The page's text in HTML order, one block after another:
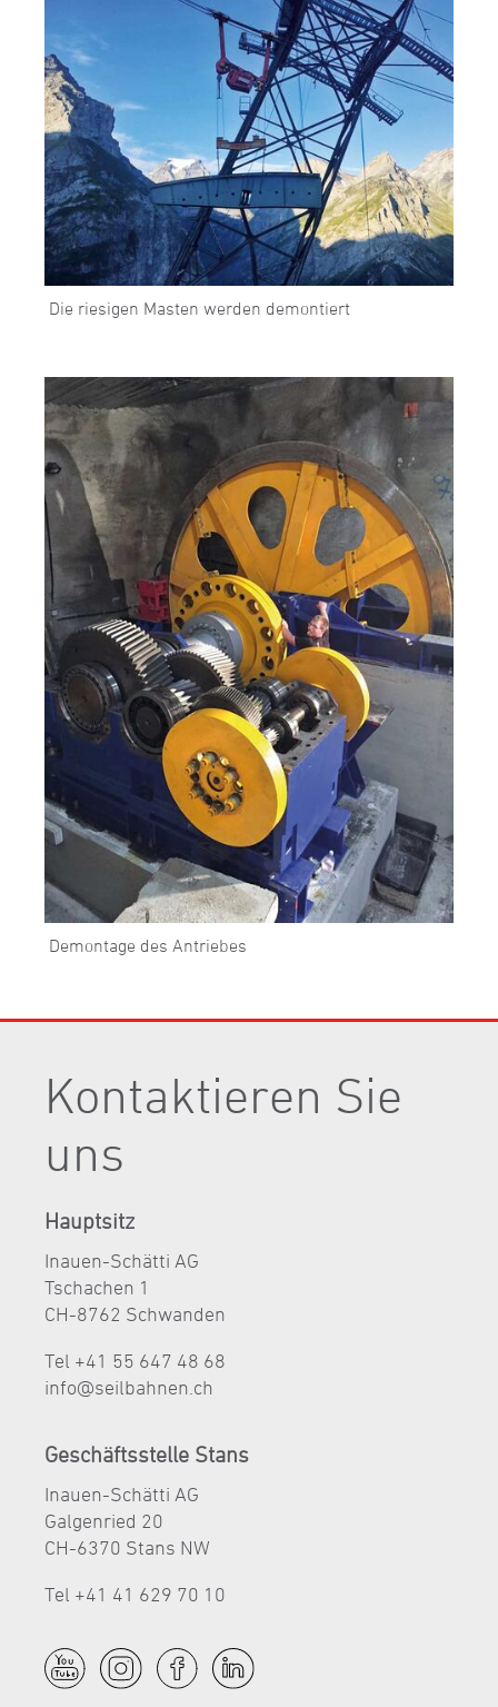
Die riesigen Masten werden demontiert
Demontage des Antriebes
Kontaktieren Sie
uns
Hauptsitz
Inauen-Schätti AG
Tschachen 1
CH-8762 Schwanden
Tel +41 55 647 48 68
nf
s lb hn n ch
Geschäftsstelle Stans
Inauen-Schätti AG
Galgenried 20
CH-6370 Stans NW
Tel +41 41 629 70 10